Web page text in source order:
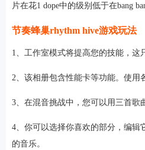
片在花1 dope中的级别低于在bang
节奏蜂巢rhythm hive游戏玩法
1、工作室模式将提高您的技能，这
2、该相册包含性能卡等功能。使用
3、在混音挑战中，您可以用三首歌
4、你可以选择你喜欢的部分，编辑
的音乐。